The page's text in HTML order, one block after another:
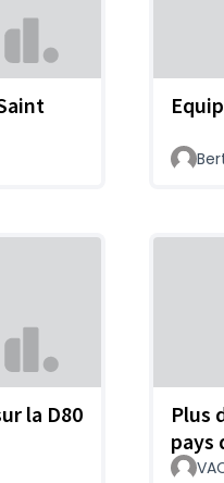
la D80
Plus
pays